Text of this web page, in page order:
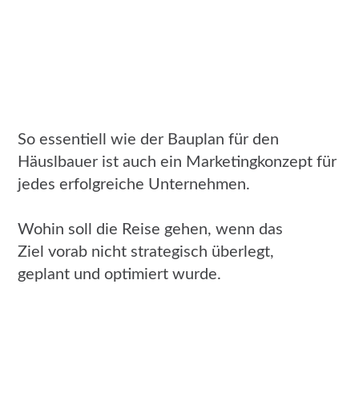
So essentiell wie der Bauplan für den
Häuslbauer ist auch ein Marketingkonzept für
jedes erfolgreiche Unternehmen.
Wohin soll die Reise gehen, wenn das
Ziel vorab nicht strategisch überlegt,
geplant und optimiert wurde.